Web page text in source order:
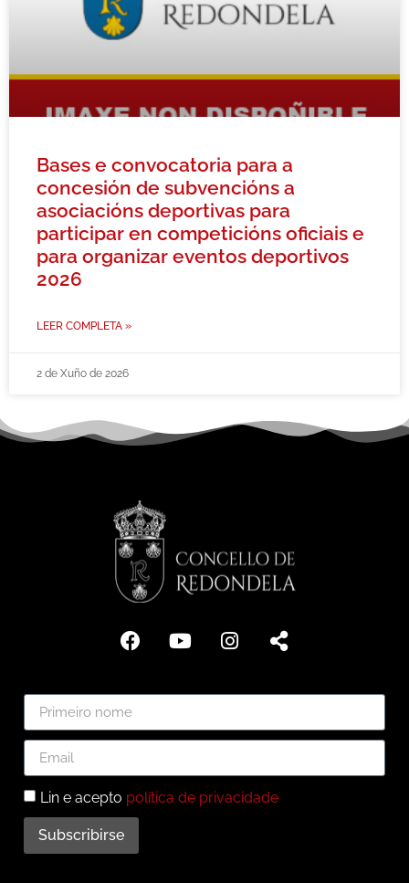
Bases e convocatoria para a
concesión de subvencións a
asociacións deportivas para
participar en competicións oficiais e
para organizar eventos deportivos
2026
LEER COMPLETA »
2 de Xuño de 2026
Lin e acepto política de privacidade
Subscribirse